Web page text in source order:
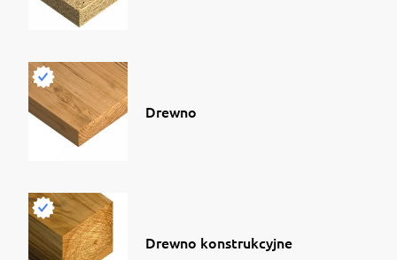
Drewno
Drewno konstrukcyjne